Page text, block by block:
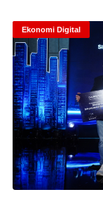
Ekonomi Digital